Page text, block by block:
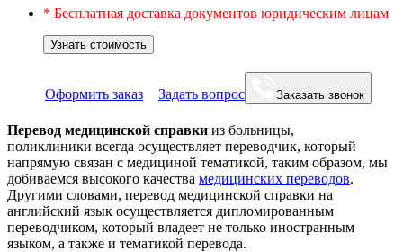
* Бесплатная доставка документов юридическим лицам
Узнать стоимость
Оформить заказ Задать вопрос Заказать звонок
Перевод медицинской справки из больницы,
поликлиники всегда осуществляет переводчик, который
напрямую связан с медициной тематикой, таким образом, мы
добиваемся высокого качества медицинских переводов.
Другими словами, перевод медицинской справки на
английский язык осуществляется дипломированным
переводчиком, который владеет не только иностранным
языком, а также и тематикой перевода.